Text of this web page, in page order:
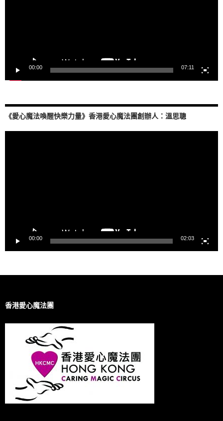
00:00 07:11
《愛心魔法喚醒快樂力量》香港愛心魔法團創辦人：溫思聰
00:00 02:03
香港愛心魔法團